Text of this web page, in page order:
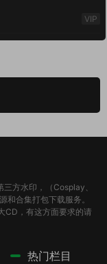
VIP
方水印，（Cosplay、
和合集打包下载服务。
CD，有这方面要求的请
热门栏目